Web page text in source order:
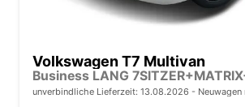
Volkswagen T7 Multivan
unverbindliche Lieferzeit: 13.08.2026